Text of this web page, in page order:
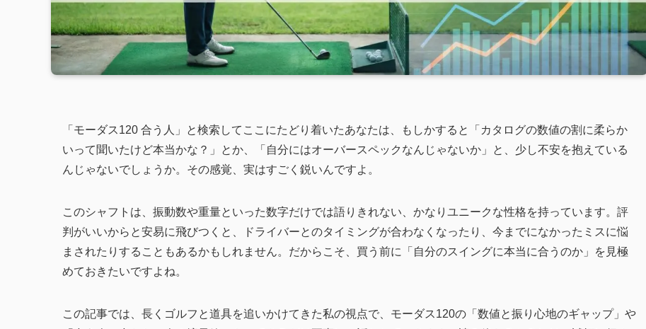
「モーダス120 合う人」と検索してここにたどり着いたあなたは、もしかすると「カタログの数値の割に柔らか
いって聞いたけど本当かな？」とか、「自分にはオーバースペックなんじゃないか」と、少し不安を抱えている
んじゃないでしょうか。その感覚、実はすごく鋭いんですよ。
このシャフトは、振動数や重量といった数字だけでは語りきれない、かなりユニークな性格を持っています。評
判がいいからと安易に飛びつくと、ドライバーとのタイミングが合わなくなったり、今までになかったミスに悩
まされたりすることもあるかもしれません。だからこそ、買う前に「自分のスイングに本当に合うのか」を見極
めておきたいですよね。
この記事では、長くゴルフと道具を追いかけてきた私の視点で、モーダス120の「数値と振り心地のギャップ」や